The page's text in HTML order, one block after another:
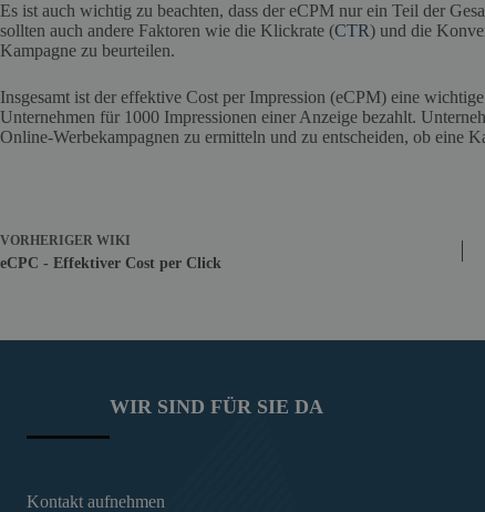
Es ist auch wichtig zu beachten, dass der eCPM nur ein Teil der
sollten auch andere Faktoren wie die Klickrate (CTR) und die
Kampagne zu beurteilen.
Insgesamt ist der effektive Cost per Impression (eCPM) eine
Unternehmen für 1000 Impressionen einer Anzeige bezahlt.
Online-Werbekampagnen zu ermitteln und zu entscheiden, ob eine
VORHERIGER WIKI
eCPC - Effektiver Cost per Click
WIR SIND FÜR SIE DA
Kontakt aufnehmen